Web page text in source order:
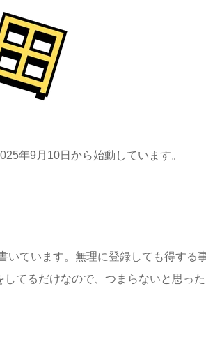
年9月10日から始動しています。
いています。無理に登録しても得する
てるだけなので、つまらないと思っ